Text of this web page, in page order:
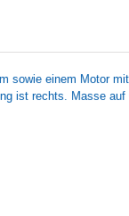
sowie einem Motor
ist rechts. Masse auf